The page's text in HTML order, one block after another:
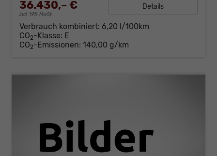
36.430,– €
incl. 19% MwSt.
Details
Verbrauch kombiniert: 6,20 l/100km
CO2-Klasse: E
CO2-Emissionen: 140,00 g/km